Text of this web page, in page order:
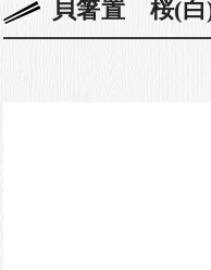
貝箸置 桜(白